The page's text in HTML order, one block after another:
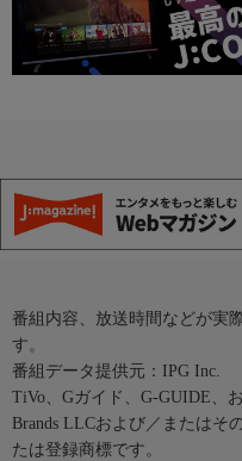
番組内容、放送時間などが実
す。
番組データ提供元：IPG Inc.
TiVo、Gガイド、G-GUIDE、
Brands LLCおよび／またはそ
たは登録商標です。